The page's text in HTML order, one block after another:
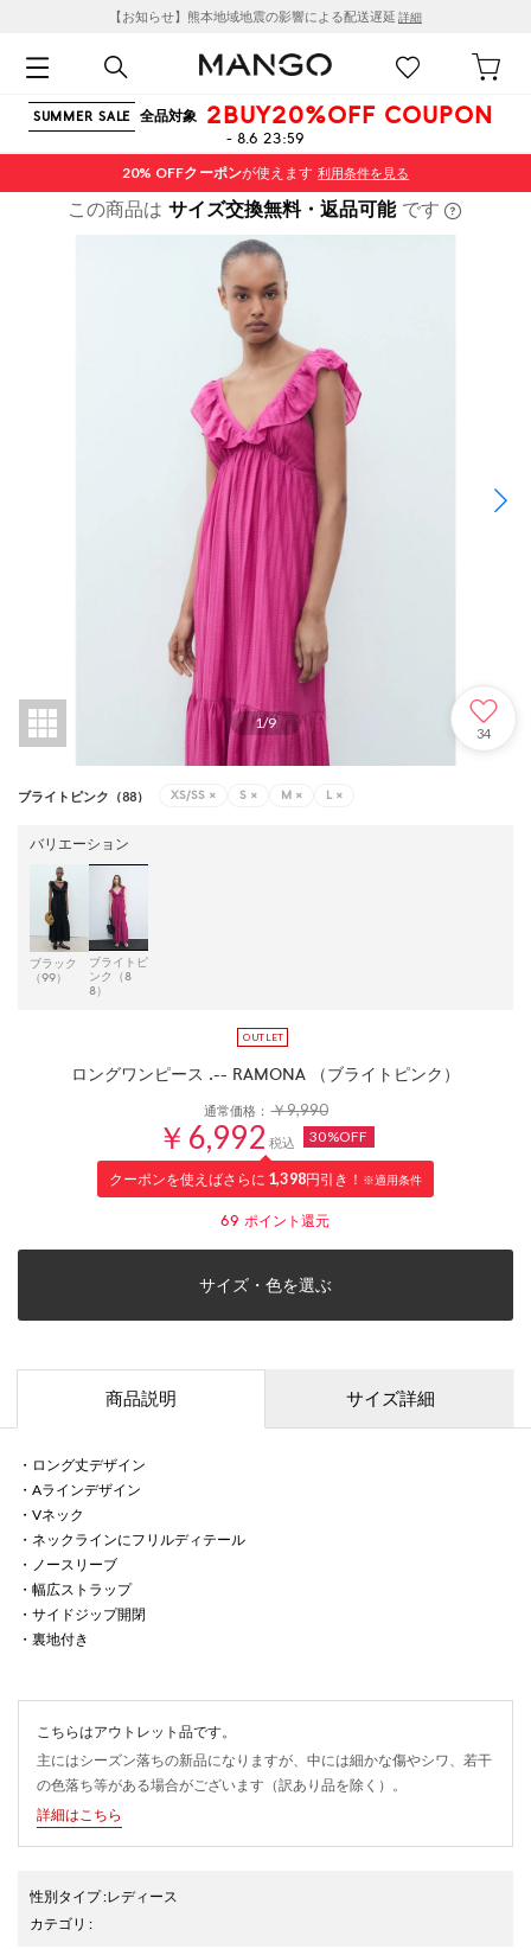
【お知らせ】熊本地域地震の影響による配送遅延 詳細
SUMMER SALE 全品対象 2BUY20%OFF COUPON
- 8.6 23:59
20% OFFクーポンが使えます 利用条件を見る
この商品は サイズ交換無料・返品可能 です
1/9
34
ブライトピンク（88） XS/SS × S × M × L ×
バリエーション
ブラック
（99）
ブライトピ
ンク（8
8）
ロングワンピース .-- RAMONA （ブライトピンク）
通常価格：￥9,990
￥6,992 税込 30%OFF
クーポンを使えばさらに 1,398円引き！ ※適用条件
69 ポイント還元
サイズ・色を選ぶ
商品説明 サイズ詳細
・ロング丈デザイン
・Aラインデザイン
・Vネック
・ネックラインにフリルディテール
・ノースリーブ
・幅広ストラップ
・サイドジップ開閉
・裏地付き
こちらはアウトレット品です。
主にはシーズン落ちの新品になりますが、中には細かな傷やシワ、若干
の色落ち等がある場合がございます（訳あり品を除く）。
詳細はこちら
性別タイプ:レディース
カテゴリ :